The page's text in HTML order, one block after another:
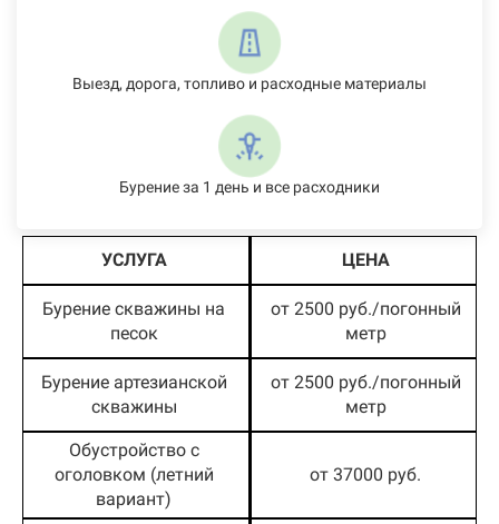
Выезд, дорога, топливо и расходные материалы
Бурение за 1 день и все расходники
УСЛУГА ЦЕНА
Бурение скважины на
песок
от 2500 руб./погонный
метр
Бурение артезианской
скважины
от 2500 руб./погонный
метр
Обустройство с
оголовком (летний
вариант)
от 37000 руб.